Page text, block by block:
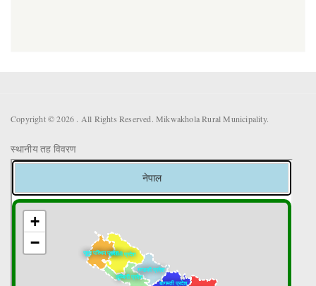
Copyright © 2026 . All Rights Reserved. Mikwakhola Rural Municipality.
स्थानीय तह विवरण